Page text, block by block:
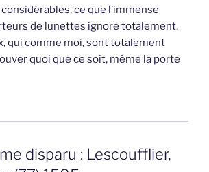
ce que l’immense
de lunettes ignore totalement.
qui comme moi, sont totalement
quoi que ce soit, même la porte
disparu : Lescoufflier,